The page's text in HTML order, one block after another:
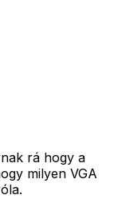
rá hogy a
milyen VGA